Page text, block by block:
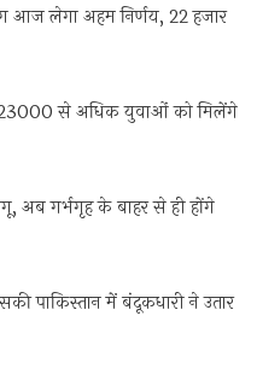
आज लेगा अहम निर्णय, 22 हजार
से 23000 से अधिक युवाओं को मिलेंगे
अब गर्भगृह के बाहर से ही होंगे
पाकिस्तान में बंदूकधारी ने उतार